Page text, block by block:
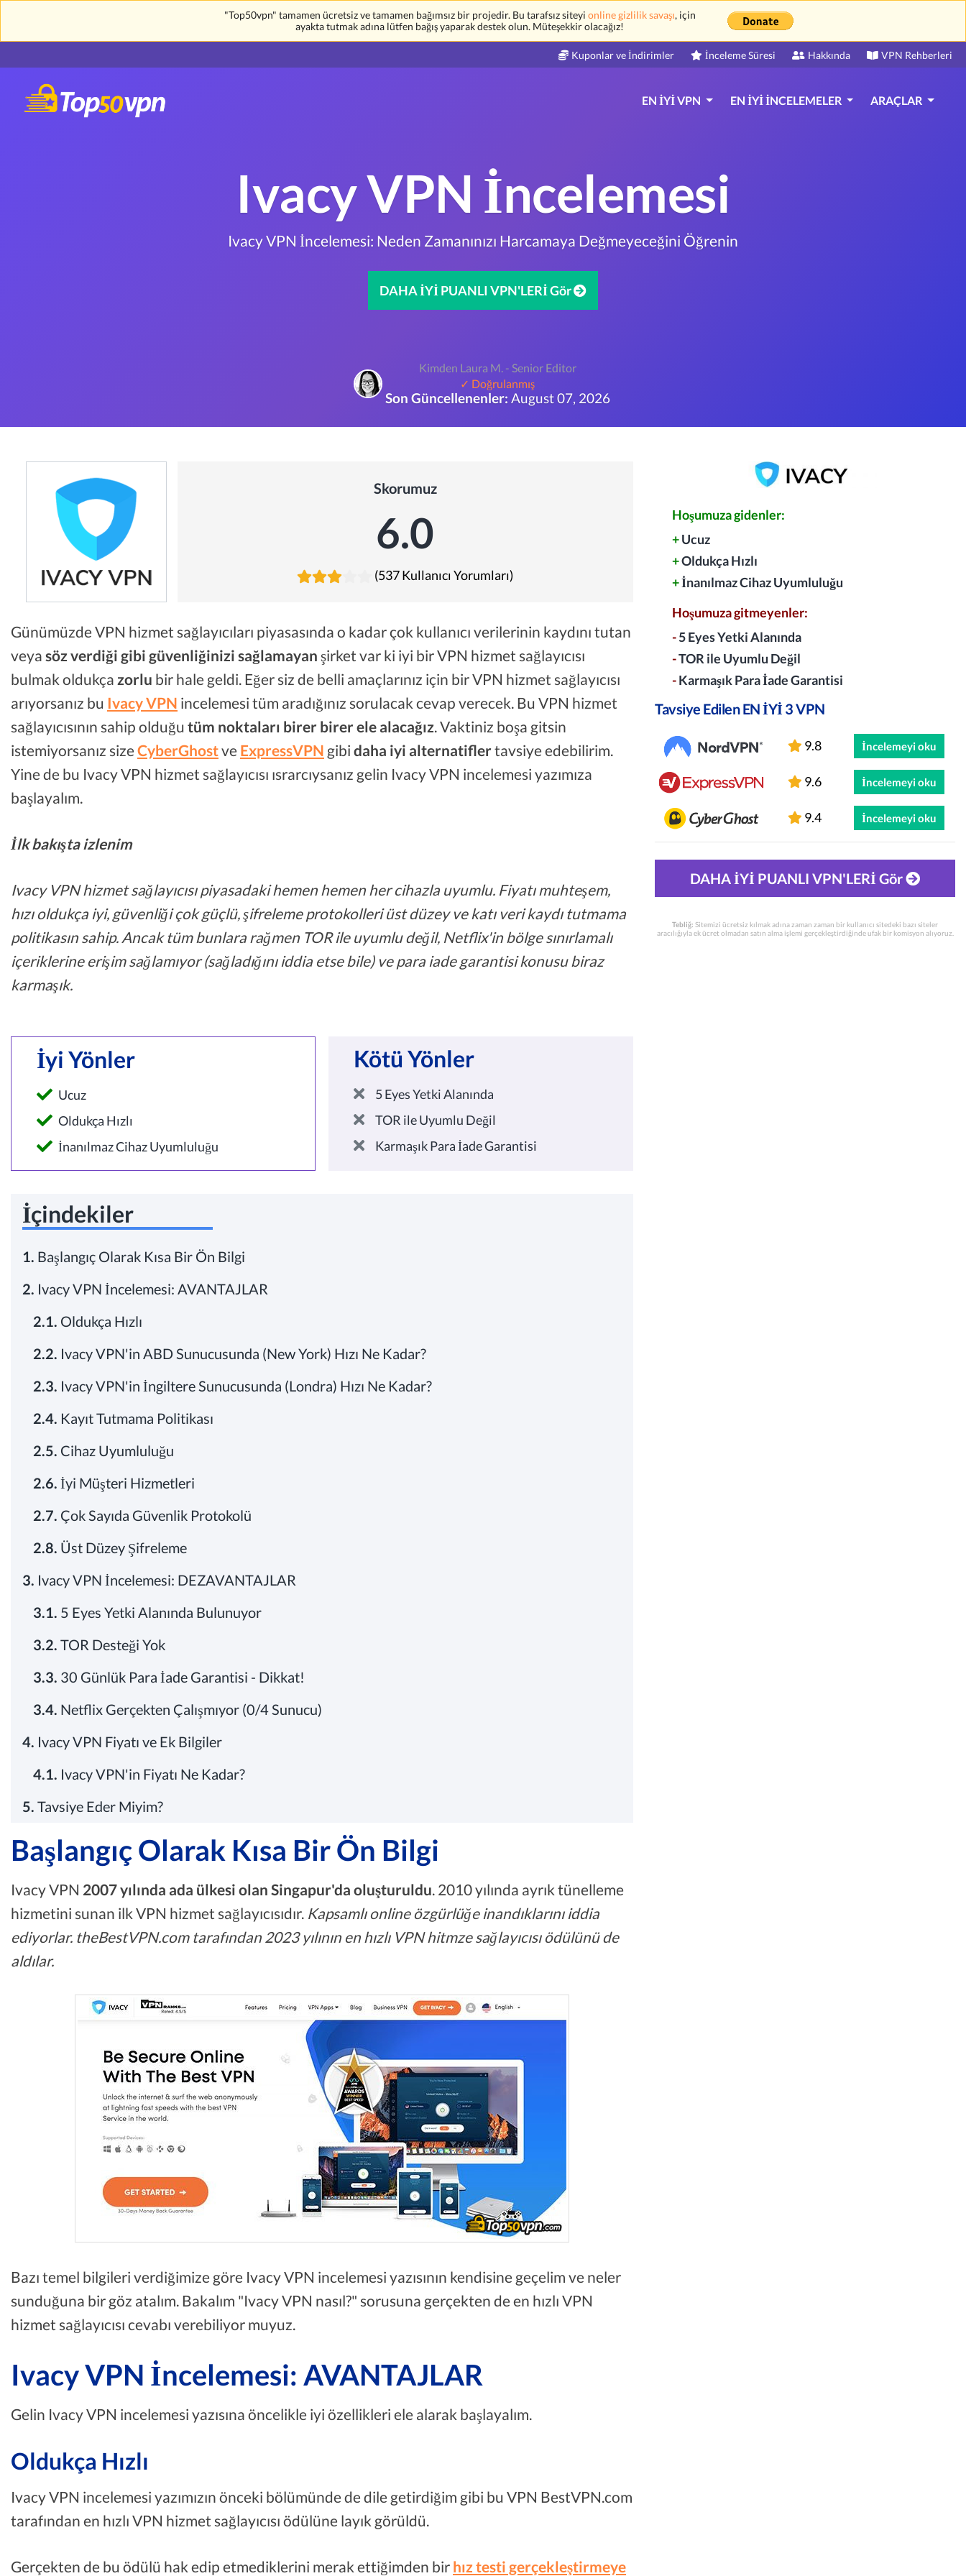
"Top50vpn" tamamen ücretsiz ve tamamen bağımsız bir projedir. Bu tarafsız siteyi online gizlilik savaşı, için
ayakta tutmak adına lütfen bağış yaparak destek olun. Müteşekkir olacağız!
Kuponlar ve İndirimler İnceleme Süresi Hakkında VPN Rehberleri
EN İYI VPN EN İYI İNCELEMELER ARAÇLAR
Ivacy VPN İncelemesi
Ivacy VPN İncelemesi: Neden Zamanınızı Harcamaya Değmeyeceğini Öğrenin
DAHA İYİ PUANLI VPN'LERİ Gör
Kimden Laura M. - Senior Editor
✓ Doğrulanmış
Son Güncellenenler: August 07, 2026
Skorumuz
6.0
(537 Kullanıcı Yorumları)
Günümüzde VPN hizmet sağlayıcıları piyasasında o kadar çok kullanıcı verilerinin kaydını tutan
veya söz verdiği gibi güvenliğinizi sağlamayan şirket var ki iyi bir VPN hizmet sağlayıcısı
bulmak oldukça zorlu bir hale geldi. Eğer siz de belli amaçlarınız için bir VPN hizmet sağlayıcısı
arıyorsanız bu Ivacy VPN incelemesi tüm aradığınız sorulacak cevap verecek. Bu VPN hizmet
sağlayıcısının sahip olduğu tüm noktaları birer birer ele alacağız. Vaktiniz boşa gitsin
istemiyorsanız size CyberGhostve ExpressVPN gibi daha iyi alternatiflertavsiye edebilirim.
Yine de bu Ivacy VPN hizmet sağlayıcısı ısrarcıysanız gelin Ivacy VPN incelemesi yazımıza
başlayalım.
İlk bakışta izlenim
Ivacy VPN hizmet sağlayıcısı piyasadaki hemen hemen her cihazla uyumlu. Fiyatı muhteşem,
hızı oldukça iyi, güvenliği çok güçlü, şifreleme protokolleri üst düzey ve katı veri kaydı tutmama
politikasın sahip. Ancak tüm bunlara rağmen TOR ile uyumlu değil, Netflix'in bölge sınırlamalı
içeriklerine erişim sağlamıyor (sağladığını iddia etse bile) ve para iade garantisi konusu biraz
karmaşık.
İyi Yönler
Ucuz
Oldukça Hızlı
İnanılmaz Cihaz Uyumluluğu
Kötü Yönler
5 Eyes Yetki Alanında
TOR ile Uyumlu Değil
Karmaşık Para İade Garantisi
İçindekiler
1. Başlangıç Olarak Kısa Bir Ön Bilgi
2. Ivacy VPN İncelemesi: AVANTAJLAR
2.1. Oldukça Hızlı
2.2. Ivacy VPN'in ABD Sunucusunda (New York) Hızı Ne Kadar?
2.3. Ivacy VPN'in İngiltere Sunucusunda (Londra) Hızı Ne Kadar?
2.4. Kayıt Tutmama Politikası
2.5. Cihaz Uyumluluğu
2.6. İyi Müşteri Hizmetleri
2.7. Çok Sayıda Güvenlik Protokolü
2.8. Üst Düzey Şifreleme
3. Ivacy VPN İncelemesi: DEZAVANTAJLAR
3.1. 5 Eyes Yetki Alanında Bulunuyor
3.2. TOR Desteği Yok
3.3. 30 Günlük Para İade Garantisi - Dikkat!
3.4. Netflix Gerçekten Çalışmıyor (0/4 Sunucu)
4. Ivacy VPN Fiyatı ve Ek Bilgiler
4.1. Ivacy VPN'in Fiyatı Ne Kadar?
5. Tavsiye Eder Miyim?
Başlangıç Olarak Kısa Bir Ön Bilgi
Ivacy VPN 2007 yılında ada ülkesi olan Singapur'da oluşturuldu. 2010 yılında ayrık tünelleme
hizmetini sunan ilk VPN hizmet sağlayıcısıdır. Kapsamlı online özgürlüğe inandıklarını iddia
ediyorlar. theBestVPN.com tarafından 2023 yılının en hızlı VPN hitmze sağlayıcısı ödülünü de
aldılar.
Bazı temel bilgileri verdiğimize göre Ivacy VPN incelemesi yazısının kendisine geçelim ve neler
sunduğuna bir göz atalım. Bakalım "Ivacy VPN nasıl?" sorusuna gerçekten de en hızlı VPN
hizmet sağlayıcısı cevabı verebiliyor muyuz.
Ivacy VPN İncelemesi: AVANTAJLAR
Gelin Ivacy VPN incelemesi yazısına öncelikle iyi özellikleri ele alarak başlayalım.
Oldukça Hızlı
Ivacy VPN incelemesi yazımızın önceki bölümünde de dile getirdiğim gibi bu VPN BestVPN.com
tarafından en hızlı VPN hizmet sağlayıcısı ödülüne layık görüldü.
Gerçekten de bu ödülü hak edip etmediklerini merak ettiğimden bir hız testi gerçekleştirmeye
Hoşumuza gidenler:
+Ucuz
+Oldukça Hızlı
+İnanılmaz Cihaz Uyumluluğu
Hoşumuza gitmeyenler:
-5 Eyes Yetki Alanında
-TOR ile Uyumlu Değil
-Karmaşık Para İade Garantisi
Tavsiye Edilen EN İYİ 3 VPN
9.8 İncelemeyi oku
9.6 İncelemeyi oku
9.4 İncelemeyi oku
DAHA İYİ PUANLI VPN'LERİ Gör
Tebliğ: Sitemizi ücretsiz kılmak adına zaman zaman bir kullanıcı sitedeki bazı siteler
aracılığıyla ek ücret olmadan satın alma işlemi gerçekleştirdiğinde ufak bir komisyon alıyoruz.